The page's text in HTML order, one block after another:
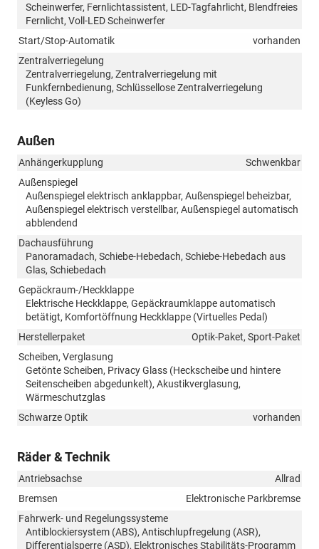
Scheinwerfer, Fernlichtassistent, LED-Tagfahrlicht, Blendfreies
Fernlicht, Voll-LED Scheinwerfer
Start/Stop-Automatik
vorhanden
Zentralverriegelung
Zentralverriegelung, Zentralverriegelung mit
Funkfernbedienung, Schlüssellose Zentralverriegelung
(Keyless Go)
Außen
Anhängerkupplung
Schwenkbar
Außenspiegel
Außenspiegel elektrisch anklappbar, Außenspiegel beheizbar,
Außenspiegel elektrisch verstellbar, Außenspiegel automatisch
abblendend
Dachausführung
Panoramadach, Schiebe-Hebedach, Schiebe-Hebedach aus
Glas, Schiebedach
Gepäckraum-/Heckklappe
Elektrische Heckklappe, Gepäckraumklappe automatisch
betätigt, Komfortöffnung Heckklappe (Virtuelles Pedal)
Herstellerpaket
Optik-Paket, Sport-Paket
Scheiben, Verglasung
Getönte Scheiben, Privacy Glass (Heckscheibe und hintere
Seitenscheiben abgedunkelt), Akustikverglasung,
Wärmeschutzglas
Schwarze Optik
vorhanden
Räder & Technik
Antriebsachse
Allrad
Bremsen
Elektronische Parkbremse
Fahrwerk- und Regelungssysteme
Antiblockiersystem (ABS), Antischlupfregelung (ASR),
Differentialsperre (ASD), Elektronisches Stabilitäts-Programm